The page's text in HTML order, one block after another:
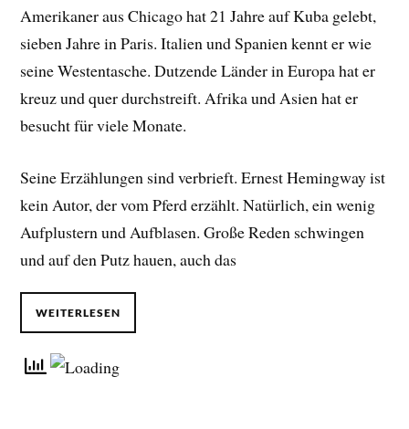
Amerikaner aus Chicago hat 21 Jahre auf Kuba gelebt,
sieben Jahre in Paris. Italien und Spanien kennt er wie
seine Westentasche. Dutzende Länder in Europa hat er
kreuz und quer durchstreift. Afrika und Asien hat er
besucht für viele Monate.
Seine Erzählungen sind verbrieft. Ernest Hemingway ist
kein Autor, der vom Pferd erzählt. Natürlich, ein wenig
Aufplustern und Aufblasen. Große Reden schwingen
und auf den Putz hauen, auch das
WEITERLESEN